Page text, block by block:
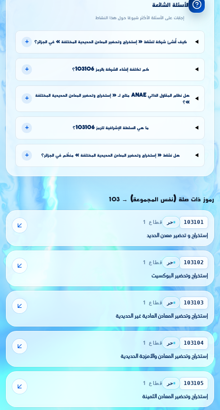
الأسئلة الشائعة
إجابات على الأسئلة الأكثر شيوعًا حول هذا النشاط
كيف أُنشئ شركة لنشاط « إستخراج وتحضير المعادن الحديدية المختلفة » في الجزائر؟ +
كم تكلفة إنشاء الشركة بالرمز 103106؟ +
هل نظام المقاول الذاتي ANAE متاح لـ « إستخراج وتحضير المعادن الحديدية المختلفة
»؟
+
ما هي السلطة الإشرافية للرمز 103106؟ +
هل نشاط « إستخراج وتحضير المعادن الحديدية المختلفة » منظَّم في الجزائر؟ +
رموز ذات صلة (نفس المجموعة) →
103
103101 حر قطاع 1
إستخراج و تحضير معدن الحديد
103102 حر قطاع 1
إستخراج وتحضير البوكسيت
103103 حر قطاع 1
إستخراج وتحضير المعادن العادية غير الحديدية
103104 حر قطاع 1
إستخراج وتحضير المعادن والأمزجة الحديدية
103105 حر قطاع 1
إستخراج وتحضير المعادن الثمينة